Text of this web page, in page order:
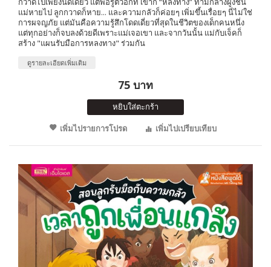
แม่หายไป ลูกกวาดก็หาย... และความกลัวก็ค่อยๆ เพิ่มขึ้นเรื่อยๆ นี่ไม่ใช่
การผจญภัย แต่มันคือความรู้สึกโดดเดี่ยวที่สุดในชีวิตของเด็กคนหนึ่ง
แต่ทุกอย่างก็จบลงด้วยดีเพราะแม่เจอเขา และจากวันนั้น แม่กับเจ็คก็
สร้าง "แผนรับมือการหลงทาง" ร่วมกัน
ดูรายละเอียดเพิ่มเติม
75 บาท
หยิบใส่ตะกร้า
เพิ่มไปรายการโปรด
เพิ่มไปเปรียบเทียบ